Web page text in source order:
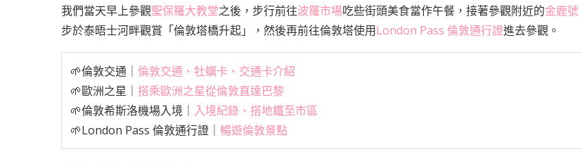
我們當天早上參觀聖保羅大教堂之後，步行前往波羅市場吃些街頭美食當作午餐，接著參觀附近的金鹿號
步於泰晤士河畔觀賞「倫敦塔橋升起」，然後再前往倫敦塔使用London Pass 倫敦通行證進去參觀。
🌱倫敦交通｜ 倫敦交通、牡蠣卡、交通卡介紹
🌱歐洲之星｜ 搭乘歐洲之星從倫敦直達巴黎
🌱倫敦希斯洛機場入境｜ 入境紀錄、搭地鐵至市區
🌱London Pass 倫敦通行證｜ 暢遊倫敦景點